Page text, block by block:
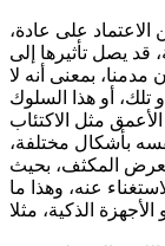
على عادة،
يصل تأثيرها إلى
بمعنى أنه لا
أو هذا السلوك
مثل الاكتئاب
بأشكال مختلفة،
المكثف، بحيث
عنه، وهذا ما